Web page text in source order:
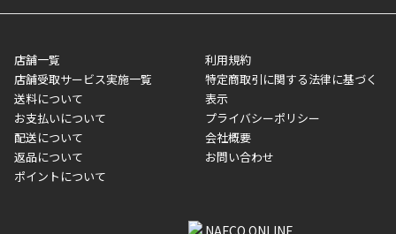
■商品によっては一部決済方法が使用できない場合がございま
す。
業日にてお引渡しとなります。(離島などの場合、例外もあります)
メーカー直送品など一部商品については、その他商品との購入に
制限がかかる場合がございます。また発送日についても、通常と
異なる場合がございます。対象商品の説明ページをご確認くださ
い。
■店舗受取をご選択いただいた場合
ご注文が確認出来次第、お受取される店舗在庫を使用してご準備
をさせていただきます。店舗に在庫がない場合は店舗よりお取り
いただく場合がございます。店舗準備でのお渡しとなる為、商品
店舗一覧
店舗受取サービス実施一覧
送料について
お支払いについて
配送について
返品について
ポイントについて
利用規約
特定商取引に関する法律に基づく
表示
プライバシーポリシー
会社概要
お問い合わせ